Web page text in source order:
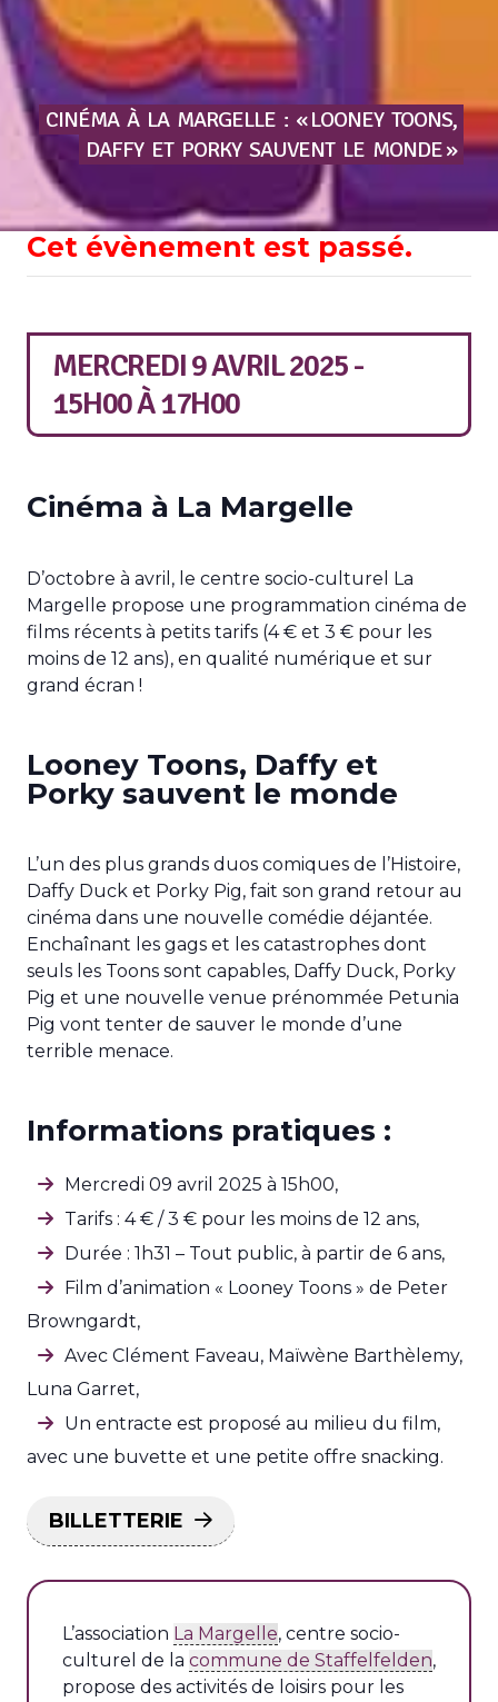
CINÉMA À LA MARGELLE : « LOONEY TOONS,
DAFFY ET PORKY SAUVENT LE MONDE »
Cet évènement est passé.
MERCREDI 9 AVRIL 2025 -
15H00À17H00
Cinéma à La Margelle
D’octobre à avril, le centre socio-culturel La
Margelle propose une programmation cinéma de
films récents à petits tarifs (4 € et 3 € pour les
moins de 12 ans), en qualité numérique et sur
grand écran !
Looney Toons, Daffy et
Porky sauvent le monde
L’un des plus grands duos comiques de l’Histoire,
Daffy Duck et Porky Pig, fait son grand retour au
cinéma dans une nouvelle comédie déjantée.
Enchaînant les gags et les catastrophes dont
seuls les Toons sont capables, Daffy Duck, Porky
Pig et une nouvelle venue prénommée Petunia
Pig vont tenter de sauver le monde d’une
terrible menace.
Informations pratiques :
Mercredi 09 avril 2025 à 15h00,
Tarifs : 4 € / 3 € pour les moins de 12 ans,
Durée : 1h31 – Tout public, à partir de 6 ans,
Film d’animation « Looney Toons » de Peter
Browngardt,
Avec Clément Faveau, Maïwène Barthèlemy,
Luna Garret,
Un entracte est proposé au milieu du film,
avec une buvette et une petite offre snacking.
BILLETTERIE
L’association La Margelle, centre socio-
culturel de la commune de Staffelfelden,
propose des activités de loisirs pour les